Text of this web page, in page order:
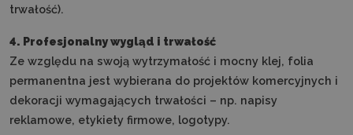
trwałość).
4. Profesjonalny wygląd i trwałość
Ze względu na swoją wytrzymałość i mocny klej, folia
permanentna jest wybierana do projektów komercyjnych i
dekoracji wymagających trwałości – np. napisy
reklamowe, etykiety firmowe, logotypy.